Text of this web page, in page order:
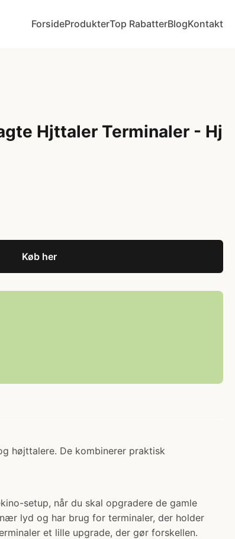
ForsideProdukterTop RabatterBlogKontakt
Hjttaler Terminaler - Hj
Køb her
højttalere. De kombinerer praktisk
setup, når du skal opgradere de gamle
lyd og har brug for terminaler, der holder
et lille upgrade, der gør forskellen.